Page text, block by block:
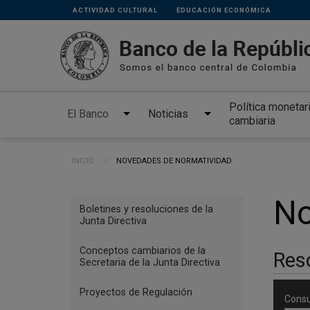
Pasar al contenido principal
Links
secundarios
ACTIVIDAD CULTURAL EDUCACIÓN ECONÓMICA
El Banco Noticias
Política
cambiaria
Ruta de navegación
INICIO CURRENT:
NOVEDADES DE NORMATIVIDAD
Menu
Reglamentación
Boletines y resoluciones de la
Junta Directiva
Conceptos cambiarios de la
Secretaria de la Junta Directiva
Proyectos de Regulación